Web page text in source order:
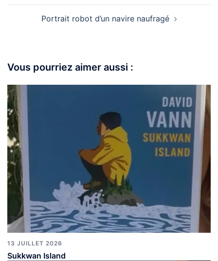
Portrait robot d’un navire naufragé
Vous pourriez aimer aussi :
13 JUILLET 2026
Sukkwan Island